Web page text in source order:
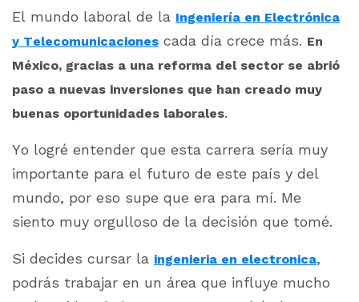
El mundo laboral de la Ingeniería en Electrónica
y Telecomunicaciones cada día crece más. En
México, gracias a una reforma del sector se abrió
paso a nuevas inversiones que han creado muy
buenas oportunidades laborales.
Yo logré entender que esta carrera sería muy
importante para el futuro de este país y del
mundo, por eso supe que era para mí. Me
siento muy orgulloso de la decisión que tomé.
Si decides cursar la ingenieria en electronica,
podrás trabajar en un área que influye mucho